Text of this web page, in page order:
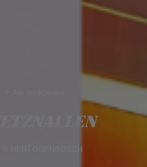
'S-HERTOGENBOSCH